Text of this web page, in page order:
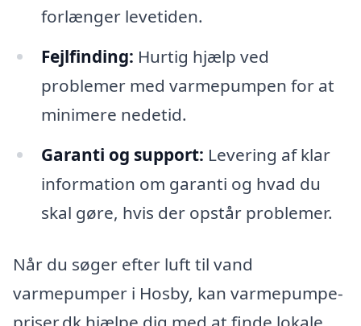
forlænger levetiden.
Fejlfinding: Hurtig hjælp ved
problemer med varmepumpen for at
minimere nedetid.
Garanti og support: Levering af klar
information om garanti og hvad du
skal gøre, hvis der opstår problemer.
Når du søger efter luft til vand
varmepumper i Hosby, kan varmepumpe-